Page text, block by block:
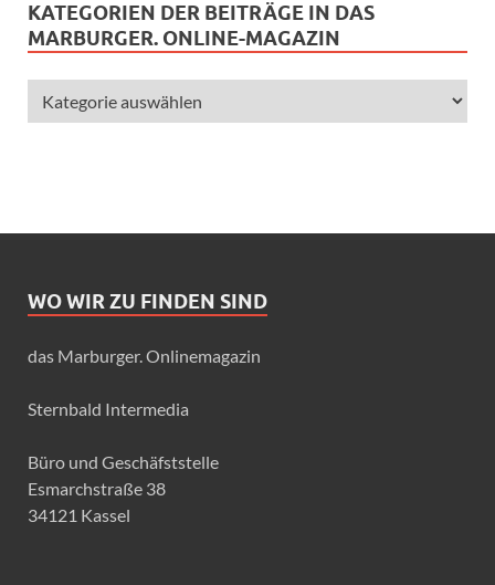
KATEGORIEN DER BEITRÄGE IN DAS
MARBURGER. ONLINE-MAGAZIN
WO WIR ZU FINDEN SIND
das Marburger. Onlinemagazin
Sternbald Intermedia
Büro und Geschäfststelle
Esmarchstraße 38
34121 Kassel